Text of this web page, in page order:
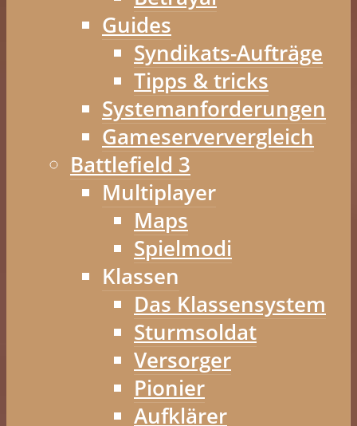
Guides
Syndikats-Aufträge
Tipps & tricks
Systemanforderungen
Gameserververgleich
Battlefield 3
Multiplayer
Maps
Spielmodi
Klassen
Das Klassensystem
Sturmsoldat
Versorger
Pionier
Aufklärer